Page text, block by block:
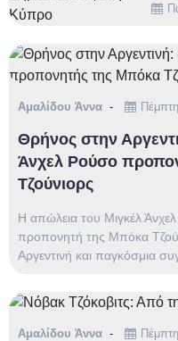
Αμαλίδου Άννα
Θρήνος στην
Άνχελ Ρούσο
Τζούνιορς
Η απώλεια του Μιγκέλ
προπονητή της Μπόκα
Αργεντινή και παγκόσμια
Αμαλίδου Άννα